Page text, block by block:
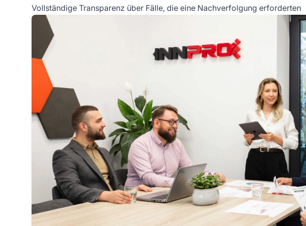
Vollständige Transparenz über Fälle, die eine Nachverfolgung erforderten